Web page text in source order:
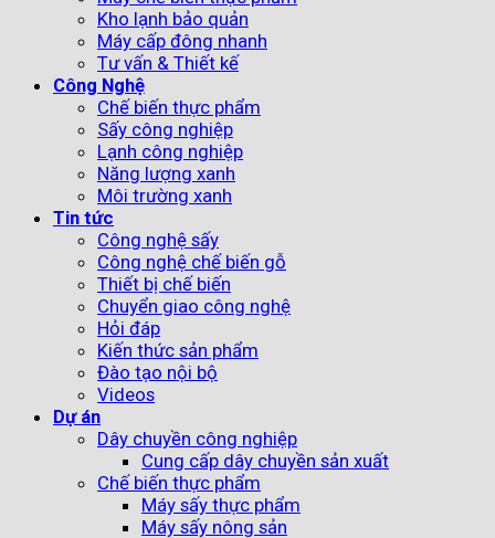
Kho lạnh bảo quản
Máy cấp đông nhanh
Tư vấn & Thiết kế
Công Nghệ
Chế biến thực phẩm
Sấy công nghiệp
Lạnh công nghiệp
Năng lượng xanh
Môi trường xanh
Tin tức
Công nghệ sấy
Công nghệ chế biến gỗ
Thiết bị chế biến
Chuyển giao công nghệ
Hỏi đáp
Kiến thức sản phẩm
Đào tạo nội bộ
Videos
Dự án
Dây chuyền công nghiệp
Cung cấp dây chuyền sản xuất
Chế biến thực phẩm
Máy sấy thực phẩm
Máy sấy nông sản